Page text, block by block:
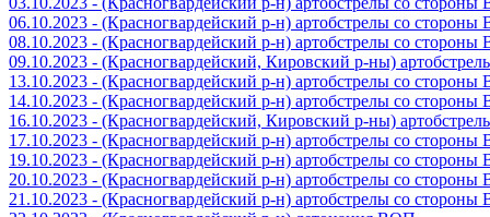
06.10.2023 - (Красногвардейский р-н) артобстрелы со
08.10.2023 - (Красногвардейский р-н) артобстрелы со
09.10.2023 - (Красногвардейский, Кировский р-ны)
13.10.2023 - (Красногвардейский р-н) артобстрелы со
14.10.2023 - (Красногвардейский р-н) артобстрелы со
16.10.2023 - (Красногвардейский, Кировский р-ны)
17.10.2023 - (Красногвардейский р-н) артобстрелы со
19.10.2023 - (Красногвардейский р-н) артобстрелы со
20.10.2023 - (Красногвардейский р-н) артобстрелы со
21.10.2023 - (Красногвардейский р-н) артобстрелы со